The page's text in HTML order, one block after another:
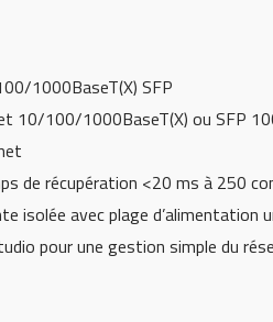
1000BaseT(X) SFP
10/100/1000BaseT(X) ou SFP
de récupération <20 ms à 250
isolée avec plage d’alimentation
pour une gestion simple du